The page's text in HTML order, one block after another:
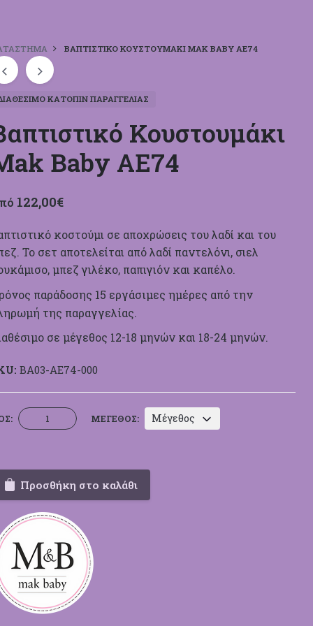
ΒΑΠΤΙΣΤΙΚΌ ΚΟΥΣΤΟΥΜΆΚΙ MAK BABY ΑΕ74
ΚΑΤΌΠΙΝ ΠΑΡΑΓΓΕΛΊΑΣ
Κουστουμάκι
Baby ΑΕ74
122,00€
κοστούμι σε αποχρώσεις του λαδί και του
Το σετ αποτελείται από λαδί παντελόνι, σιελ
μπεζ γιλέκο, παπιγιόν και καπέλο.
παράδοσης 15 εργάσιμες ημέρες από την
της παραγγελίας.
σε μέγεθος 12-18 μηνών και 18-24 μηνών.
BA03-ΑΕ74-000
Βαπτιστικό
Κουστουμάκι
Baby
ΑΕ74
ποσότητα
ΜΈΓΕΘΟΣ: Μέγεθος
Προσθήκη στο καλάθι